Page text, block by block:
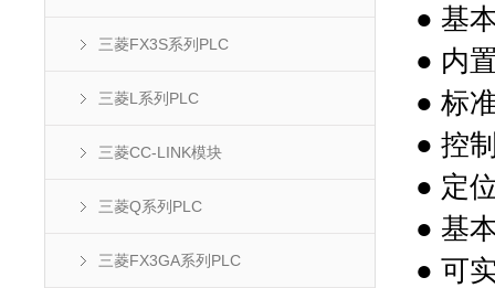
三菱FX3S系列PLC
三菱L系列PLC
三菱CC-LINK模块
三菱Q系列PLC
三菱FX3GA系列PLC
● 基
● 内
● 标
● 控
● 定
● 基
● 可